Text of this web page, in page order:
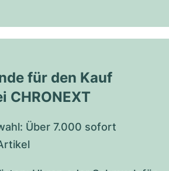
für den Kauf
CHRONEXT
Über 7.000 sofort